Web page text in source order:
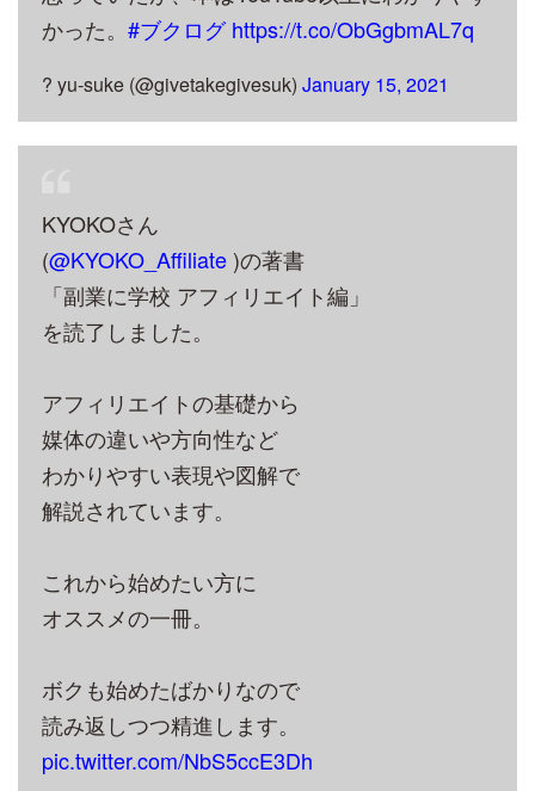
かった。 #ブクログ https://t.co/ObGgbmAL7q
? yu-suke (@givetakegivesuk) January 15, 2021
KYOKOさん
(@KYOKO_Affiliate )の著書
「副業に学校 アフィリエイト編」
を読了しました。
アフィリエイトの基礎から
媒体の違いや方向性など
わかりやすい表現や図解で
解説されています。
これから始めたい方に
オススメの一冊。
ボクも始めたばかりなので
読み返しつつ精進します。
pic.twitter.com/NbS5ccE3Dh